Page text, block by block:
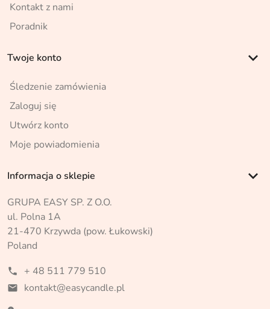
Kontakt z nami
Poradnik
Twoje konto keyboard_arrow_down
Śledzenie zamówienia
Zaloguj się
Utwórz konto
Moje powiadomienia
Informacja o sklepie keyboard_arrow_down
GRUPA EASY SP. Z O.O.
ul. Polna 1A
21-470 Krzywda (pow. Łukowski)
Poland
phone + 48 511 779 510
mail kontakt@easycandle.pl